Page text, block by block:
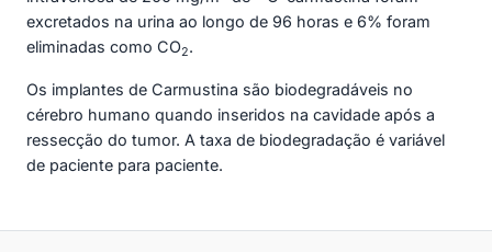
excretados na urina ao longo de 96 horas e 6% foram
eliminadas como CO2.
Os implantes de Carmustina são biodegradáveis no
cérebro humano quando inseridos na cavidade após a
ressecção do tumor. A taxa de biodegradação é variável
de paciente para paciente.